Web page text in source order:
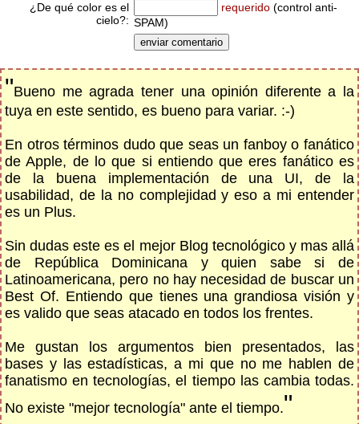
¿De qué color es el
cielo?:
requerido (control anti-
SPAM)
"Bueno me agrada tener una opinión diferente a la
tuya en este sentido, es bueno para variar. :-)
En otros términos dudo que seas un fanboy o fanático
de Apple, de lo que si entiendo que eres fanático es
de la buena implementación de una UI, de la
usabilidad, de la no complejidad y eso a mi entender
es un Plus.
Sin dudas este es el mejor Blog tecnológico y mas allá
de República Dominicana y quien sabe si de
Latinoamericana, pero no hay necesidad de buscar un
Best Of. Entiendo que tienes una grandiosa visión y
es valido que seas atacado en todos los frentes.
Me gustan los argumentos bien presentados, las
bases y las estadísticas, a mi que no me hablen de
fanatismo en tecnologías, el tiempo las cambia todas.
No existe "mejor tecnología" ante el tiempo."